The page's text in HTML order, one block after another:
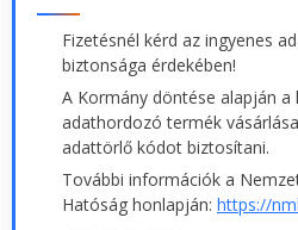
Fizetésnél kérd az ingyenes
biztonsága érdekében!
A Kormány döntése alapján
adathordozó termék
adattörlő kódot biztosítani.
További információk a
Hatóság honlapján: https://